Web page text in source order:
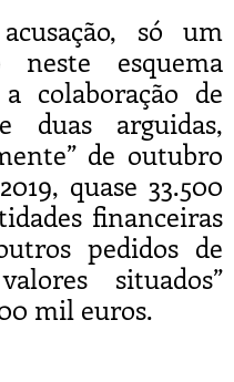
só um
neste esquema
colaboração de
duas arguidas,
de outubro
quase 33.500
financeiras
pedidos de
situados”
mil euros.